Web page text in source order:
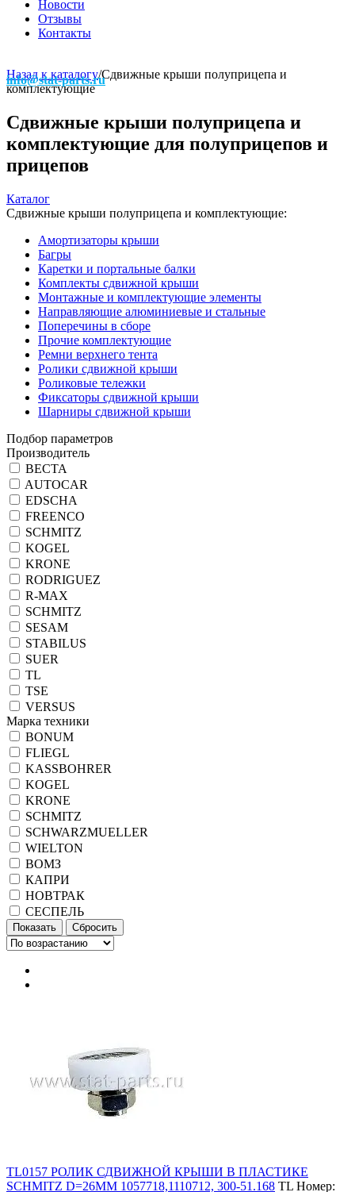
Новости
Отзывы
Контакты
info@stat-parts.ru
Назад к каталогу/Сдвижные крыши полуприцепа и
комплектующие
Сдвижные крыши полуприцепа и
комплектующие для полуприцепов и
прицепов
Каталог
Сдвижные крыши полуприцепа и комплектующие:
Амортизаторы крыши
Багры
Каретки и портальные балки
Комплекты сдвижной крыши
Монтажные и комплектующие элементы
Направляющие алюминиевые и стальные
Поперечины в сборе
Прочие комплектующие
Ремни верхнего тента
Ролики сдвижной крыши
Роликовые тележки
Фиксаторы сдвижной крыши
Шарниры сдвижной крыши
Подбор параметров
Производитель
ВЕСТА
AUTOCAR
EDSCHA
FREENCO
SСHMITZ
KOGEL
KRONE
RODRIGUEZ
R-MAX
SCHMITZ
SESAM
STABILUS
SUER
TL
TSE
VERSUS
Марка техники
BONUM
FLIEGL
KASSBOHRER
KOGEL
KRONE
SCHMITZ
SCHWARZMUELLER
WIELTON
ВОМЗ
КАПРИ
НОВТРАК
СЕСПЕЛЬ
TL0157 РОЛИК СДВИЖНОЙ КРЫШИ В ПЛАСТИКЕ
SCHMITZ D=26MM 1057718,1110712, 300-51.168 TL Номер: